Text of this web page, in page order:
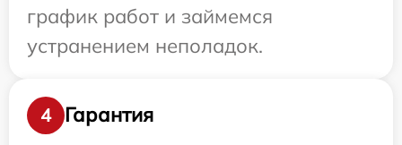
график работ и займемся
устранением неполадок.
4
Гарантия